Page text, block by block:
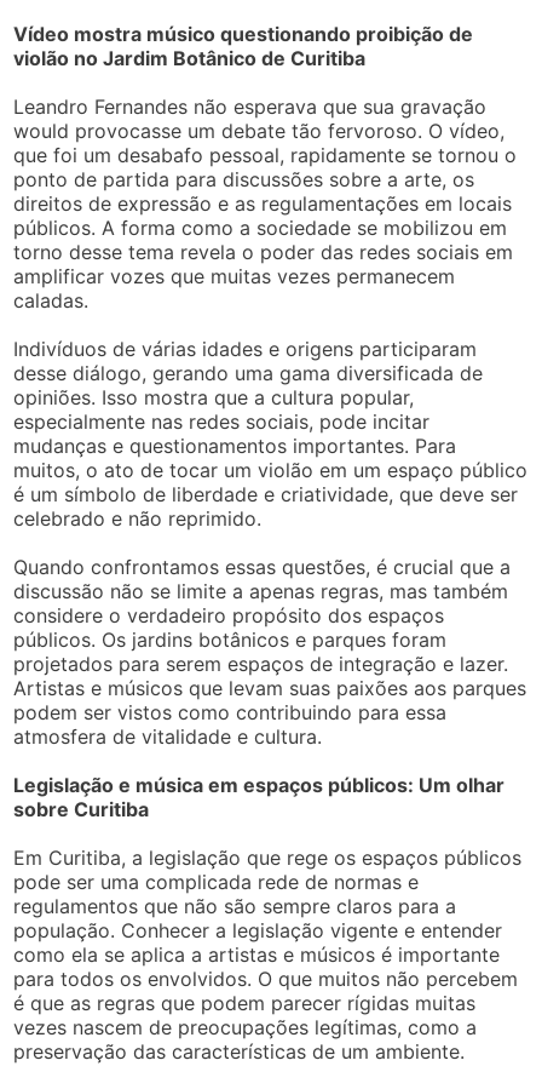
Vídeo mostra músico questionando proibição de
violão no Jardim Botânico de Curitiba
Leandro Fernandes não esperava que sua gravação
would provocasse um debate tão fervoroso. O vídeo,
que foi um desabafo pessoal, rapidamente se tornou o
ponto de partida para discussões sobre a arte, os
direitos de expressão e as regulamentações em locais
públicos. A forma como a sociedade se mobilizou em
torno desse tema revela o poder das redes sociais em
amplificar vozes que muitas vezes permanecem
caladas.
Indivíduos de várias idades e origens participaram
desse diálogo, gerando uma gama diversificada de
opiniões. Isso mostra que a cultura popular,
especialmente nas redes sociais, pode incitar
mudanças e questionamentos importantes. Para
muitos, o ato de tocar um violão em um espaço público
é um símbolo de liberdade e criatividade, que deve ser
celebrado e não reprimido.
Quando confrontamos essas questões, é crucial que a
discussão não se limite a apenas regras, mas também
considere o verdadeiro propósito dos espaços
públicos. Os jardins botânicos e parques foram
projetados para serem espaços de integração e lazer.
Artistas e músicos que levam suas paixões aos parques
podem ser vistos como contribuindo para essa
atmosfera de vitalidade e cultura.
Legislação e música em espaços públicos: Um olhar
sobre Curitiba
Em Curitiba, a legislação que rege os espaços públicos
pode ser uma complicada rede de normas e
regulamentos que não são sempre claros para a
população. Conhecer a legislação vigente e entender
como ela se aplica a artistas e músicos é importante
para todos os envolvidos. O que muitos não percebem
é que as regras que podem parecer rígidas muitas
vezes nascem de preocupações legítimas, como a
preservação das características de um ambiente.